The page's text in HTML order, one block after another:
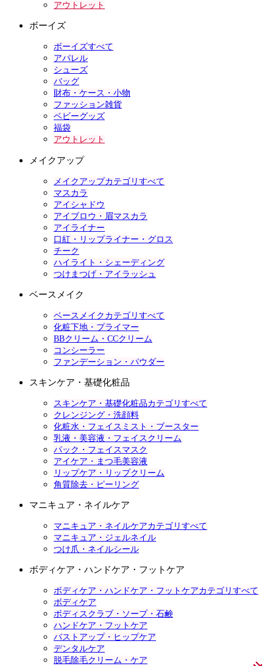
アウトレット
ボーイズ
ボーイズすべて
アパレル
シューズ
バッグ
財布・ケース・小物
ファッション雑貨
ベビーグッズ
福袋
アウトレット
メイクアップ
メイクアップカテゴリすべて
マスカラ
アイシャドウ
アイブロウ・眉マスカラ
アイライナー
口紅・リップライナー・グロス
チーク
ハイライト・シェーディング
つけまつげ・アイラッシュ
ベースメイク
ベースメイクカテゴリすべて
化粧下地・プライマー
BBクリーム・CCクリーム
コンシーラー
ファンデーション・パウダー
スキンケア・基礎化粧品
スキンケア・基礎化粧品カテゴリすべて
クレンジング・洗顔料
化粧水・フェイスミスト・ブースター
乳液・美容液・フェイスクリーム
パック・フェイスマスク
アイケア・まつ毛美容液
リップケア・リップクリーム
角質除去・ピーリング
マニキュア・ネイルケア
マニキュア・ネイルケアカテゴリすべて
マニキュア・ジェルネイル
つけ爪・ネイルシール
ボディケア・ハンドケア・フットケア
ボディケア・ハンドケア・フットケアカテゴリすべて
ボディケア
ボディスクラブ・ソープ・石鹸
ハンドケア・フットケア
バストアップ・ヒップケア
デンタルケア
脱毛除毛クリーム・ケア